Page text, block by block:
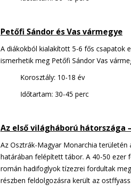
Petőfi Sándor és Vas vármegye
A diákokból kialakított 5-6 fős csapatok
ismerhetik meg Petőfi Sándor Vas
Korosztály: 10-18 év
Időtartam: 30-45 perc
Az első világháború
Az Osztrák-Magyar Monarchia
határában felépített tábor. A 40-50 ezer
román hadifoglyok tízezrei fordultak
részben feldolgozásra került az